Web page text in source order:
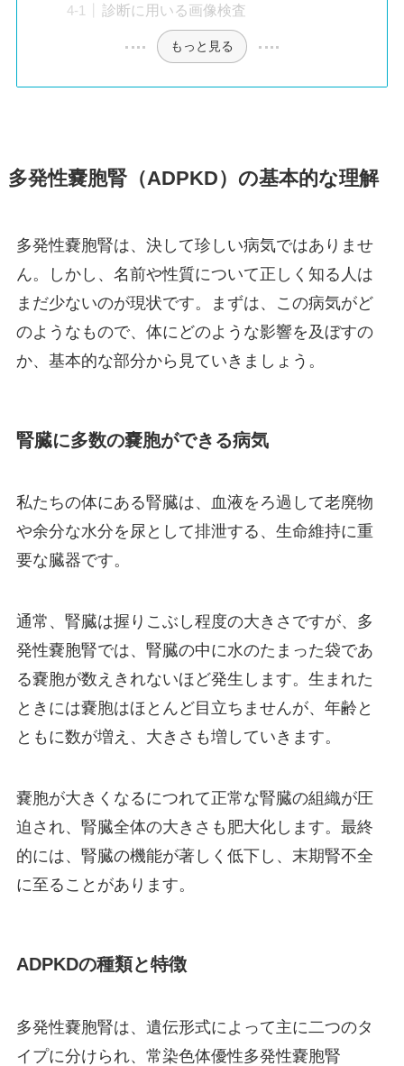
診断に用いる画像検査
もっと見る
多発性嚢胞腎（ADPKD）の基本的な理解
多発性嚢胞腎は、決して珍しい病気ではありませ
ん。しかし、名前や性質について正しく知る人は
まだ少ないのが現状です。まずは、この病気がど
のようなもので、体にどのような影響を及ぼすの
か、基本的な部分から見ていきましょう。
腎臓に多数の嚢胞ができる病気
私たちの体にある腎臓は、血液をろ過して老廃物
や余分な水分を尿として排泄する、生命維持に重
要な臓器です。
通常、腎臓は握りこぶし程度の大きさですが、多
発性嚢胞腎では、腎臓の中に水のたまった袋であ
る嚢胞が数えきれないほど発生します。生まれた
ときには嚢胞はほとんど目立ちませんが、年齢と
ともに数が増え、大きさも増していきます。
嚢胞が大きくなるにつれて正常な腎臓の組織が圧
迫され、腎臓全体の大きさも肥大化します。最終
的には、腎臓の機能が著しく低下し、末期腎不全
に至ることがあります。
ADPKDの種類と特徴
多発性嚢胞腎は、遺伝形式によって主に二つのタ
イプに分けられ、常染色体優性多発性嚢胞腎